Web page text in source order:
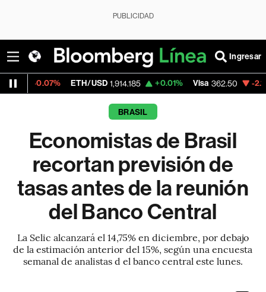
PUBLICIDAD
Ingresar
ETH/USD 1,914.185 +0.01% Visa 362.50 -2.15%
BRASIL
Economistas de Brasil
recortan previsión de
tasas antes de la reunión
del Banco Central
La Selic alcanzará el 14,75% en diciembre, por debajo
de la estimación anterior del 15%, según una encuesta
semanal de analistas d el banco central este lunes.